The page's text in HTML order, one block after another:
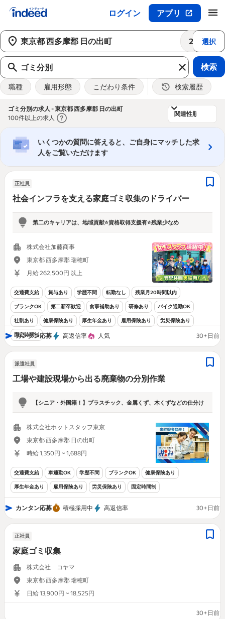
ログイン アプリ
メインコンテンツの開始
25km
選択
検索
職種 雇用形態 こだわり条件 &nbsp; 検索履歴
ゴミ分別の求人 - 東京都 西多摩郡 日の出町
100件以上の求人
いくつかの質問に答えると、ご自身にマッチした求
人をご覧いただけます
正社員
社会インフラを支える家庭ゴミ収集のドライバー
第二のキャリアは、地域貢献⭐資格取得支援有⭐残業少なめ
株式会社加藤商事
東京都 西多摩郡 瑞穂町
月給 262,500円 以上
交通費支給 賞与あり 学歴不問 転勤なし 残業月20時間以内
ブランクOK 第二新卒歓迎 食事補助あり 研修あり バイク通勤OK
社割あり 健康保険あり 厚生年金あり 雇用保険あり 労災保険あり
固定時間制
カンタン応募 高返信率 人気 30+日前
派遣社員
工場や建設現場から出る廃棄物の分別作業
【シニア・外国籍！】プラスチック、金属くず、木くずなどの仕分け
株式会社ホットスタッフ東京
東京都 西多摩郡 日の出町
時給 1,350円 ~ 1,688円
交通費支給 車通勤OK 学歴不問 ブランクOK 健康保険あり
厚生年金あり 雇用保険あり 労災保険あり 固定時間制
カンタン応募 積極採用中 高返信率 30+日前
正社員
家庭ゴミ収集
株式会社 コヤマ
東京都 西多摩郡 瑞穂町
日給 13,900円 ~ 18,525円
30+日前